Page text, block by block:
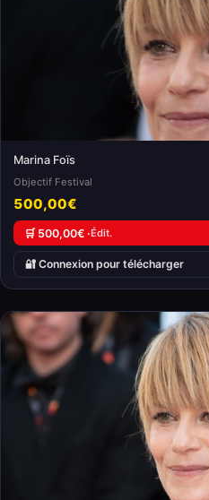
Marina Foïs
Objectif Festival
500,00€
🛒 500,00€ ·Édit.
🔐 Connexion pour télécharger